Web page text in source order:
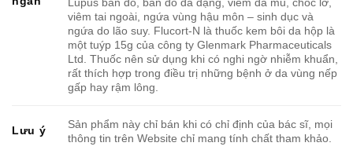
viêm tai ngoài, ngứa vùng hậu môn – sinh dục và
ngứa do lão suy. Flucort-N là thuốc kem bôi da hộp là
một tuýp 15g của công ty Glenmark Pharmaceuticals
Ltd. Thuốc nên sử dụng khi có nghi ngờ nhiễm khuẩn,
rất thích hợp trong điều trị những bệnh ở da vùng nếp
gấp hay rậm lông.
Lưu ý
Sản phẩm này chỉ bán khi có chỉ định của bác sĩ, mọi
thông tin trên Website chỉ mang tính chất tham khảo.